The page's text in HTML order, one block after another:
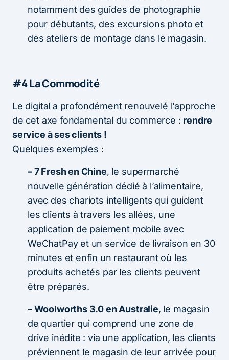
notamment des guides de photographie
pour débutants, des excursions photo et
des ateliers de montage dans le magasin.
#4 La Commodité
Le digital a profondément renouvelé l’approche
de cet axe fondamental du commerce : rendre
service à ses clients !
Quelques exemples :
– 7 Fresh en Chine, le supermarché
nouvelle génération dédié à l’alimentaire,
avec des chariots intelligents qui guident
les clients à travers les allées, une
application de paiement mobile avec
WeChatPay et un service de livraison en 30
minutes et enfin un restaurant où les
produits achetés par les clients peuvent
être préparés.
–Woolworths 3.0 en Australie, le magasin
de quartier qui comprend une zone de
drive inédite : via une application, les clients
préviennent le magasin de leur arrivée pour